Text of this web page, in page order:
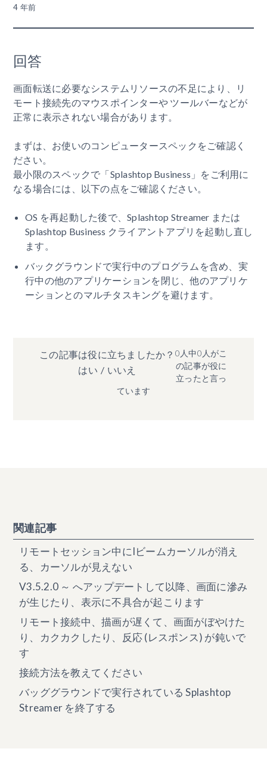
4 年前
回答
画面転送に必要なシステムリソースの不足により、リ
モート接続先のマウスポインターや ツールバーなどが
正常に表示されない場合があります。
まずは、お使いのコンピュータースペックをご確認く
ださい。
最小限のスペックで「Splashtop Business」をご利用に
なる場合には、以下の点をご確認ください。
OS を再起動した後で、Splashtop Streamer または
Splashtop Business クライアントアプリを起動し直し
ます。
バックグラウンドで実行中のプログラムを含め、実
行中の他のアプリケーションを閉じ、他のアプリケ
ーションとのマルチタスキングを避けます。
この記事は役に立ちましたか？
はい / いいえ
0人中0人がこ
の記事が役に
立ったと言っ
ています
関連記事
リモートセッション中にIビームカーソルが消え
る、カーソルが見えない
V3.5.2.0 ～ へアップデートして以降、画面に滲み
が生じたり、表示に不具合が起こります
リモート接続中、描画が遅くて、画面がぼやけた
り、カクカクしたり、反応 (レスポンス) が鈍いで
す
接続方法を教えてください
バッググラウンドで実行されている Splashtop
Streamer を終了する